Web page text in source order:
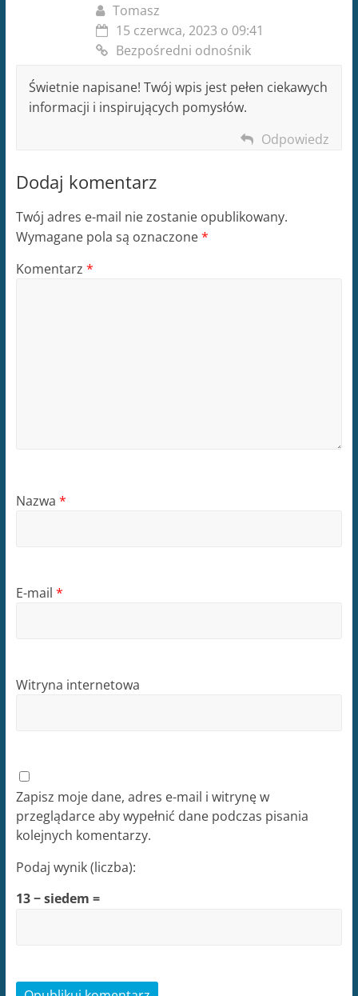
Tomasz
15 czerwca, 2023 o 09:41
Bezpośredni odnośnik
Świetnie napisane! Twój wpis jest pełen ciekawych
informacji i inspirujących pomysłów.
Odpowiedz
Dodaj komentarz
Twój adres e-mail nie zostanie opublikowany.
Wymagane pola są oznaczone*
Komentarz *
Nazwa *
E-mail *
Witryna internetowa
Zapisz moje dane, adres e-mail i witrynę w
przeglądarce aby wypełnić dane podczas pisania
kolejnych komentarzy.
Podaj wynik (liczba):
13 − siedem =